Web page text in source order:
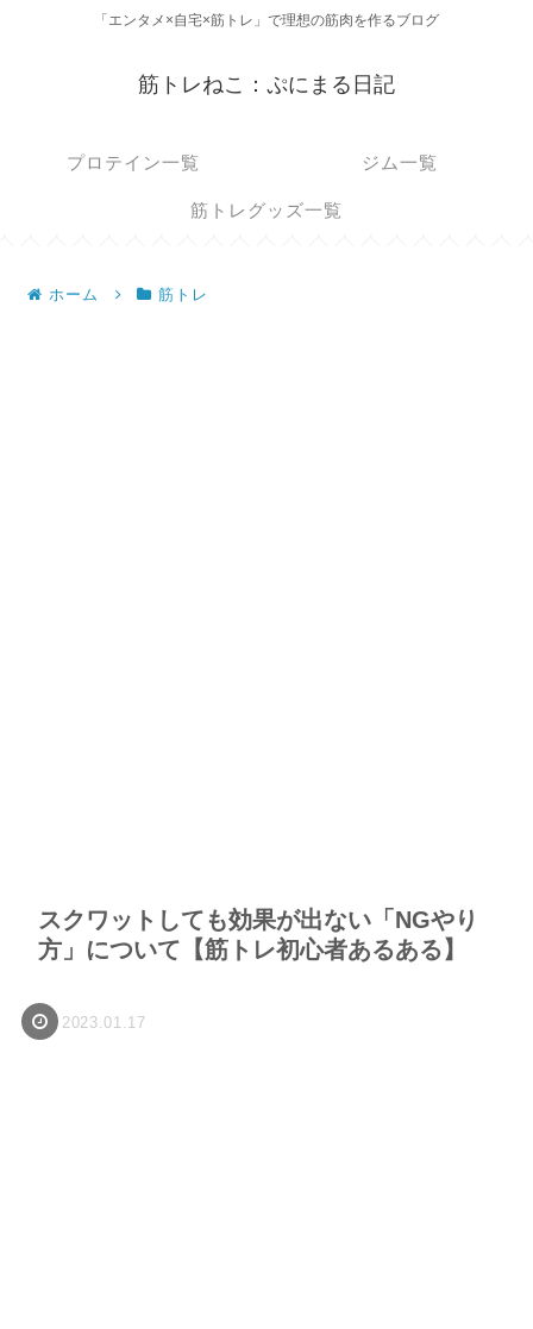
「エンタメ×自宅×筋トレ」で理想の筋肉を作るブログ
筋トレねこ：ぷにまる日記
プロテイン一覧 ジム一覧
筋トレグッズ一覧
ホーム 筋トレ
スクワットしても効果が出ない「NGやり
方」について【筋トレ初心者あるある】
2023.01.17